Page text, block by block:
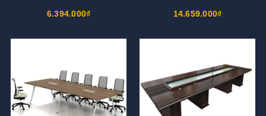
6.394.000₫ 14.659.000₫